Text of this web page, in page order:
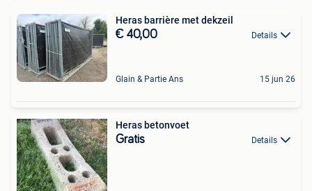
Heras barrière met dekzeil
€ 40,00 Details
Glain & Partie Ans 15 jun 26
Heras betonvoet
Gratis Details